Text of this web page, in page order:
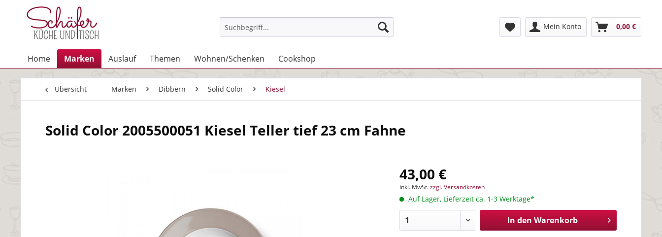
Mein Konto 0,00 €
Home Marken Auslauf Themen Wohnen/Schenken Cookshop
Übersicht Marken Dibbern Solid Color Kiesel
Solid Color 2005500051 Kiesel Teller tief 23 cm Fahne
43,00 €
inkl. MwSt.zzgl. Versandkosten
Auf Lager, Lieferzeit ca. 1-3 Werktage*
In den Warenkorb